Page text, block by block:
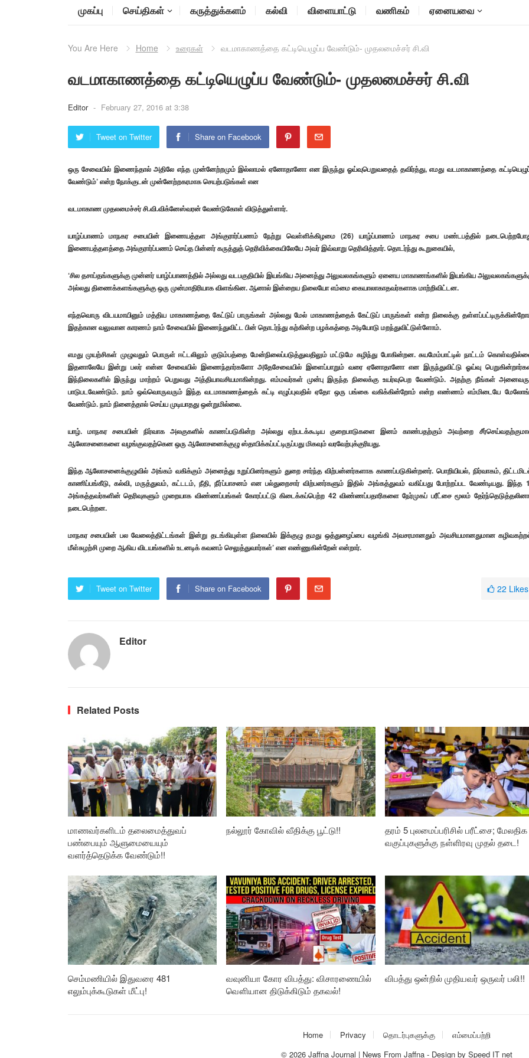
முகப்பு செய்திகள் கருத்துக்களம் கல்வி விளையாட்டு வணிகம் ஏனையவை
You Are Here Home உரைகள் வடமாகாணத்தை கட்டியெழுப்ப வேண்டும்- முதலமைச்சர் சி.வி
வடமாகாணத்தை கட்டியெழுப்ப வேண்டும்- முதலமைச்சர் சி.வி
Editor - February 27, 2016 at 3:38
Tweet on Twitter Share on Facebook
ஒரு சேவையில் இணைந்தால் அதிலே எந்த முன்னேற்றமும் இல்லாமல் ஏனோதானோ என இருந்து ஓய்வுபெறுவதைத் தவிர்த்து, எமது வடமாகாணத்தை
வேண்டும்’ என்ற நோக்குடன் முன்னேற்றகரமாக செயற்படுங்கள் என
வடமாகாண முதலமைச்சர் சி.வி.விக்னேஸ்வரன் வேண்டுகோள் விடுத்துள்ளார்.
யாழ்ப்பாணம் மாநகர சபையின் இணையத்தள அங்குரார்ப்பணம் நேற்று வெள்ளிக்கிழமை (26) யாழ்ப்பாணம் மாநகர சபை மண்டபத்தில்
இணையத்தளத்தை அங்குரார்ப்பணம் செய்த பின்னர் கருத்துத் தெரிவிக்கையிலேயே அவர் இவ்வாறு தெரிவித்தார். தொடர்ந்து கூறுகையில்,
‘சில தசாப்தங்களுக்கு முன்னர் யாழ்ப்பாணத்தில் அல்லது வடபகுதியில் இயங்கிய அனைத்து அலுவலகங்களும் ஏனைய மாகாணங்களில் இயங்கிய
அல்லது திணைக்களங்களுக்கு ஒரு முன்மாதிரியாக விளங்கின. ஆனால் இன்றைய நிலையோ எம்மை கையாலாகாதவர்களாக மாற்றிவிட்டன.
எந்தவொரு விடயமாயினும் மத்திய மாகாணத்தை கேட்டுப் பாருங்கள் அல்லது மேல் மாகாணத்தைக் கேட்டுப் பாருங்கள் என்ற நிலைக்கு
இதற்கான வலுவான காரணம் நாம் சேவையில் இணைந்துவிட்ட பின் தொடர்ந்து கற்கின்ற பழக்கத்தை அடியோடு மறந்துவிட்டுள்ளோம்.
எமது முயற்சிகள் முழுவதும் பொருள் ஈட்டலிலும் குடும்பத்தை மேன்நிலைப்படுத்துவதிலும் மட்டுமே கழிந்து போகின்றன. சுயமேம்பாட்டில் நாட்டம்
இதனாலேயே இன்று பலர் என்ன சேவையில் இணைந்தார்களோ அதேசேவையில் இளைப்பாறும் வரை ஏனோதானோ என இருந்துவிட்டு ஓய்வு
இந்நிலைகளில் இருந்து மாற்றம் பெறுவது அத்தியாவசியமாகின்றது. எம்மவர்கள் முன்பு இருந்த நிலைக்கு உயர்வுபெற வேண்டும். அதற்கு நீங்கள்
பாடுபடவேண்டும். நாம் ஒவ்வொருவரும் இந்த வடமாகாணத்தைக் கட்டி எழுப்புவதில் ஏதோ ஒரு பங்கை வகிக்கின்றோம் என்ற எண்ணம் எம்மிடையே
வேண்டும். நாம் நினைத்தால் செய்ய முடியாதது ஒன்றுமில்லை.
யாழ். மாநகர சபையின் நிர்வாக அலகுகளில் காணப்படுகின்ற அல்லது ஏற்படக்கூடிய குறைபாடுகளை இனம் காண்பதற்கும் அவற்றை
ஆலோசனைகளை வழங்குவதற்கென ஒரு ஆலோசனைக்குழு ஸ்தாபிக்கப்பட்டிருப்பது மிகவும் வரவேற்புக்குரியது.
இந்த ஆலோசனைக்குழுவில் அங்கம் வகிக்கும் அனைத்து உறுப்பினர்களும் துறை சார்ந்த விற்பன்னர்களாக காணப்படுகின்றனர். பொறியியல், நிர்வாகம்,
காணிப்பங்கீடு, கல்வி, மருத்துவம், கட்டடம், நீதி, நீர்ப்பாசனம் என பல்துறைசார் விற்பனர்களும் இதில் அங்கத்துவம் வகிப்பது போற்றப்பட வேண்டியது. இந்த
அங்கத்தவர்களின் தெரிவுகளும் முறையாக விண்ணப்பங்கள் கோரப்பட்டு கிடைக்கப்பெற்ற 42 விண்ணப்பதாரிகளை நேர்முகப் பரீட்சை மூலம்
நடைபெற்றன.
மாநகர சபையின் பல வேலைத்திட்டங்கள் இன்று தடங்கியுள்ள நிலையில் இக்குழு தமது ஒத்துழைப்பை வழங்கி அவசரமானதும் அவசியமானதுமான
மீள்சுழற்சி முறை ஆகிய விடயங்களில் உடனடிக் கவனம் செலுத்துவார்கள்’ என எண்ணுகின்றேன் என்றார்.
Tweet on Twitter Share on Facebook 22 Likes
Editor
Related Posts
மாணவர்களிடம் தலைமைத்துவப்
பண்பையும் ஆளுமையையும்
வளர்த்தெடுக்க வேண்டும்!!
நல்லூர் கோவில் வீதிக்கு பூட்டு!!
தரம் 5 புலமைப்பரிசில் பரீட்சை; மேலதிக
வகுப்புகளுக்கு நள்ளிரவு முதல் தடை!
செம்மணியில் இதுவரை 481
எலும்புக்கூடுகள் மீட்பு!
வவுனியா கோர விபத்து: விசாரணையில்
வௌியான திடுக்கிடும் தகவல்!
விபத்து ஒன்றில் முதியவர் ஒருவர் பலி!!
Home Privacy தொடர்புகளுக்கு
எம்மைப்பற்றி
© 2026 Jaffna Journal | News From Jaffna - Design by Speed IT net